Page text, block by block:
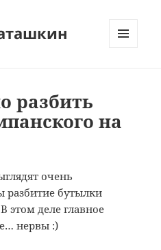
разбить
на
очень
разбитие бутылки
этом деле главное
нервы :)